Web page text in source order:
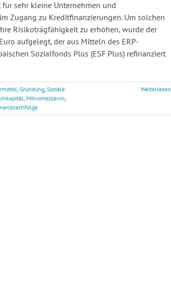
sehr kleine Unternehmen und
Zugang zu Kreditfinanzierungen. Um solchen
Risikoträgfähigkeit zu erhöhen, wurde der
aufgelegt, der aus Mitteln des ERP-
Sozialfonds Plus (ESF Plus) refinanziert
Gründung Soziale
Mikromezzanin
Weiterlesen